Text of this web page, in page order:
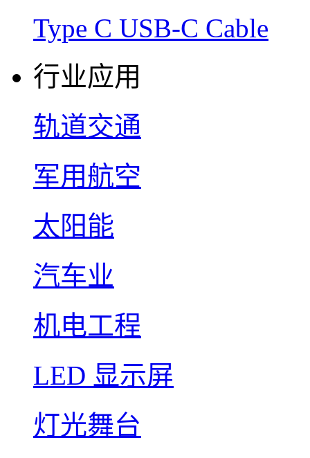
Type C USB-C Cable
行业应用
轨道交通
军用航空
太阳能
汽车业
机电工程
LED 显示屏
灯光舞台